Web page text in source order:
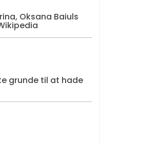
Oksana Baiuls
grunde til at hade